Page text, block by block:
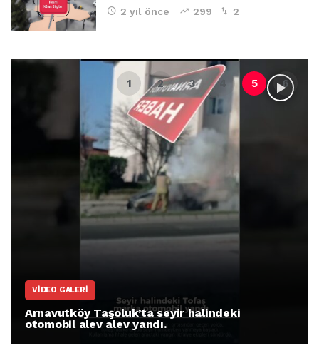
2 yıl önce 299 2
VIDEO GALERI
Arnavutköy Taşoluk’ta seyir halindeki
otomobil alev alev yandı.